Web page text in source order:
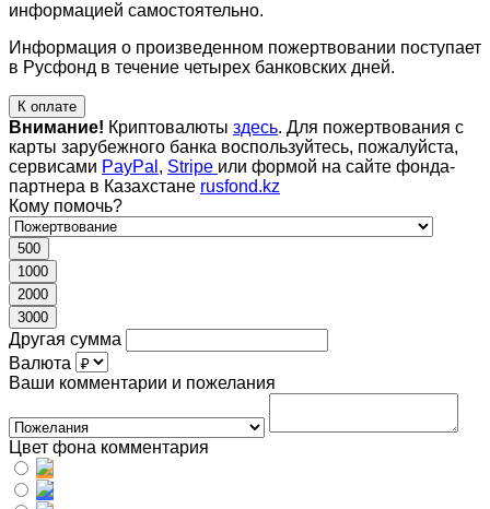
информацией самостоятельно.
Информация о произведенном пожертвовании поступает
в Русфонд в течение четырех банковских дней.
К оплате
Внимание! Криптовалюты здесь. Для пожертвования с
карты зарубежного банка воспользуйтесь, пожалуйста,
сервисами PayPal , Stripe или формой на сайте фонда-
партнера в Казахстане rusfond.kz
Кому помочь?
500
1000
2000
3000
Другая сумма
Валюта
Ваши комментарии и пожелания
Цвет фона комментария